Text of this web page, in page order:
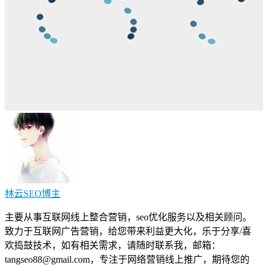
林云SEO博主
主要从事互联网线上整合营销，seo优化服务以及相关顾问。
致力于互联网广告营销，给您带来利益更大化，乐于分享/喜
欢捣鼓技术，如有相关需求，请随时联系我，邮箱：
tangseo88@gmail.com，专注于网络营销线上推广，期待您的